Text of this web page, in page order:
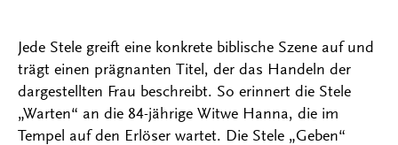
Jede Stele greift eine konkrete biblische Szene auf und
trägt einen prägnanten Titel, der das Handeln der
dargestellten Frau beschreibt. So erinnert die Stele
„Warten“ an die 84-jährige Witwe Hanna, die im
Tempel auf den Erlöser wartet. Die Stele „Geben“